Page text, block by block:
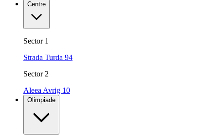
Centre
Sector 1
Strada Turda 94
Sector 2
Aleea Avrig 10
Olimpiade